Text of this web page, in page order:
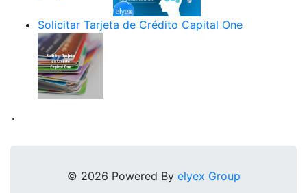
Solicitar Tarjeta de Crédito Capital One
.
© 2026 Powered By elyex Group